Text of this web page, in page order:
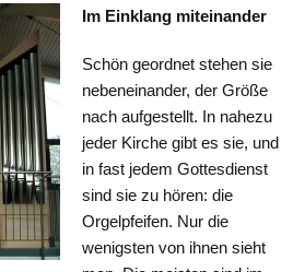
Im Einklang miteinander
Schön geordnet stehen sie
nebeneinander, der Größe
nach aufgestellt. In nahezu
jeder Kirche gibt es sie, und
in fast jedem Gottesdienst
sind sie zu hören: die
Orgelpfeifen. Nur die
wenigsten von ihnen sieht